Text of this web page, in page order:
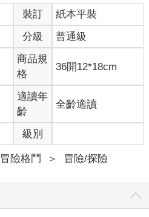
裝訂
紙本平裝
分級 普通級
商品規
格
36開12*18cm
適讀年
齡
全齡適讀
級別
險格鬥 ＞ 冒險/探險